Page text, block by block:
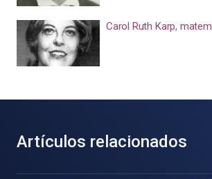
Carol Ruth Karp,
Artículos relacionados